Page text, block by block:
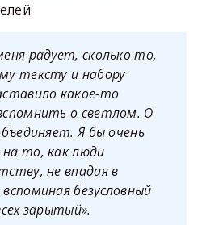
радует, сколько то,
тексту и набору
какое-то
о светлом. О
Я бы очень
то, как люди
не впадая в
безусловный
зарытый».